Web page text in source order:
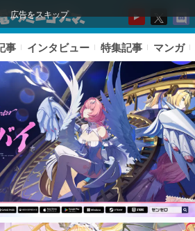
広告をスキップ
事 インタビュー 特集記事 マンガ